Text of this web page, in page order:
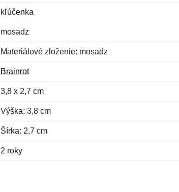
kľúčenka
mosadz
Materiálové zloženie: mosadz
Brainrot
3,8 x 2,7 cm
Výška: 3,8 cm
Šírka: 2,7 cm
2 roky